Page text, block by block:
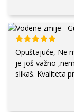
Opuštajuće, Ne
je još važno
slikaš. Kvaliteta